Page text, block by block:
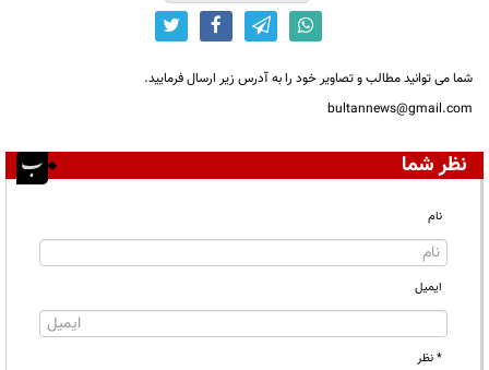
شما می توانید مطالب و تصاویر خود را به آدرس زیر ارسال فرمایید.
bultannews@gmail.com
نظر شما
نام
ایمیل
* نظر